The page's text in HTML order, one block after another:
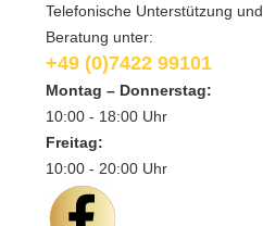
Telefonische Unterstützung und
Beratung unter:
+49 (0)7422 99101
Montag – Donnerstag:
10:00 - 18:00 Uhr
Freitag:
10:00 - 20:00 Uhr